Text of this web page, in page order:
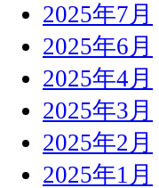
2025年7月
2025年6月
2025年4月
2025年3月
2025年2月
2025年1月